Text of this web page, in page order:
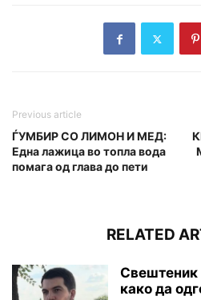
Previous article
ЃУМБИР СО ЛИМОН И МЕД:
Една лажица во топла вода
помага од глава до пети
RELATED
Свештеник
како да